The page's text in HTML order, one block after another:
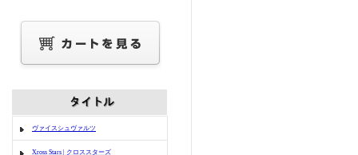
ヴァイスシュヴァルツ
Xross Stars | クロススターズ